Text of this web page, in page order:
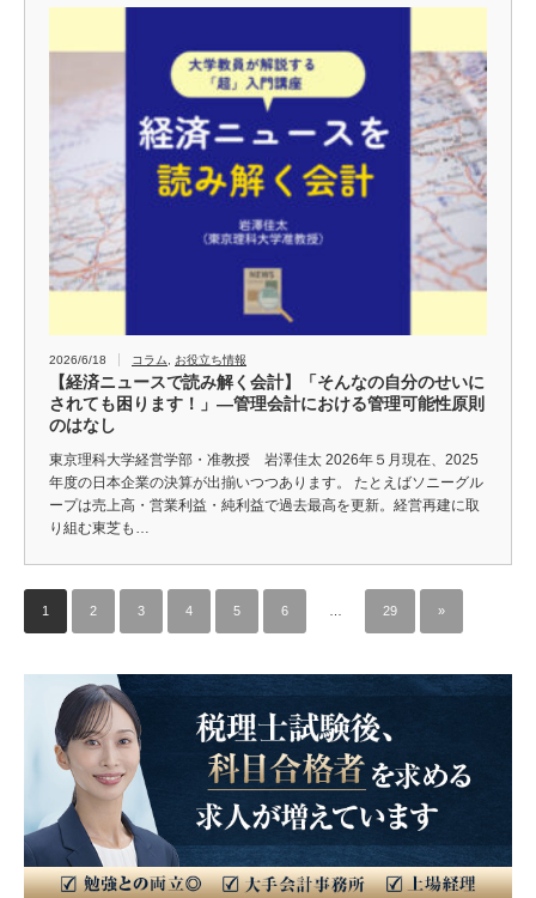
2026/6/18 コラム お役立ち情報
【経済ニュースで読み解く会計】「そんなの自分のせいに
されても困ります！」―管理会計における管理可能性原則
のはなし
東京理科大学経営学部・准教授 岩澤佳太 2026年５月現在、2025
年度の日本企業の決算が出揃いつつあります。 たとえばソニーグル
ープは売上高・営業利益・純利益で過去最高を更新。経営再建に取
り組む東芝も…
1 2 3 4 5 6 29 »